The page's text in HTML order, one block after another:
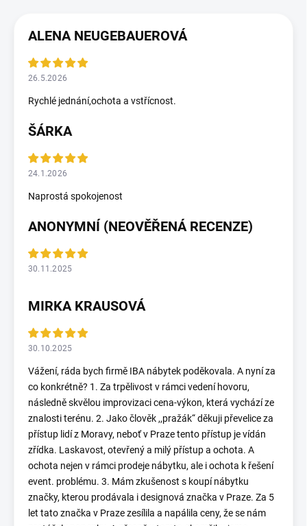
ALENA NEUGEBAUEROVÁ
26.5.2026
Rychlé jednání,ochota a vstřícnost.
ŠÁRKA
24.1.2026
Naprostá spokojenost
ANONYMNÍ (NEOVĚŘENÁ RECENZE)
30.11.2025
MIRKA KRAUSOVÁ
30.10.2025
Vážení, ráda bych firmě IBA nábytek poděkovala. A nyní za
co konkrétně? 1. Za trpělivost v rámci vedení hovoru,
následně skvělou improvizaci cena-výkon, která vychází ze
znalosti terénu. 2. Jako člověk ,,pražák“ děkuji převelice za
přístup lidí z Moravy, neboť v Praze tento přístup je vídán
zřídka. Laskavost, otevřený a milý přístup a ochota. A
ochota nejen v rámci prodeje nábytku, ale i ochota k řešení
event. problému. 3. Mám zkušenost s koupí nábytku
značky, kterou prodávala i designová značka v Praze. Za 5
let tato značka v Praze zesílila a napálila ceny, že se nám